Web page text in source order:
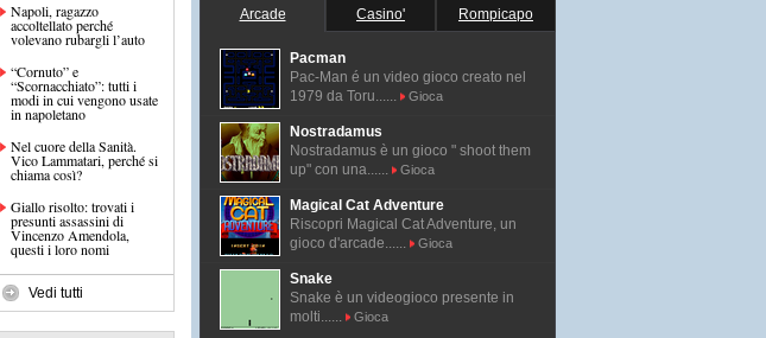
Napoli, ragazzo
accoltellato perché
volevano rubargli l’auto
“Cornuto” e
“Scornacchiato”: tutti i
modi in cui vengono usate
in napoletano
Nel cuore della Sanità.
Vico Lammatari, perché si
chiama così?
Giallo risolto: trovati i
presunti assassini di
Vincenzo Amendola,
questi i loro nomi
Vedi tutti
Arcade Casino' Rompicapo
Pacman
Pac-Man é un video gioco creato nel
1979 da Toru......
Gioca
Nostradamus
Nostradamus è un gioco " shoot them
up" con una......
Gioca
Magical Cat Adventure
Riscopri Magical Cat Adventure, un
gioco d'arcade......
Gioca
Snake
Snake è un videogioco presente in
molti......
Gioca